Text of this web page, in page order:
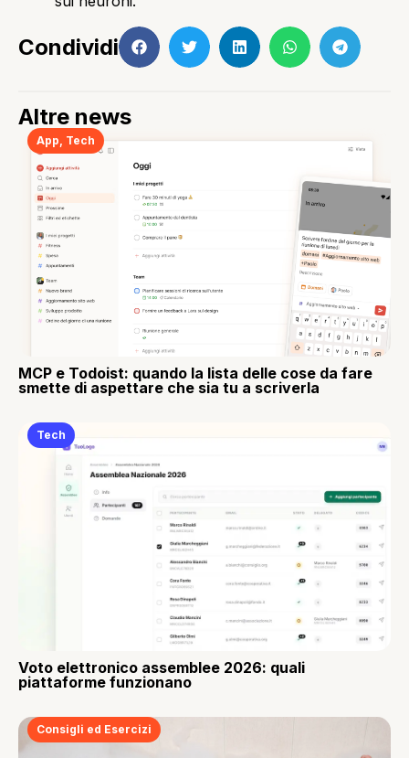
Condividi
Altre news
App, Tech
MCP e Todoist: quando la lista delle cose da fare
smette di aspettare che sia tu a scriverla
Tech
Voto elettronico assemblee 2026: quali
piattaforme funzionano
Consigli ed Esercizi